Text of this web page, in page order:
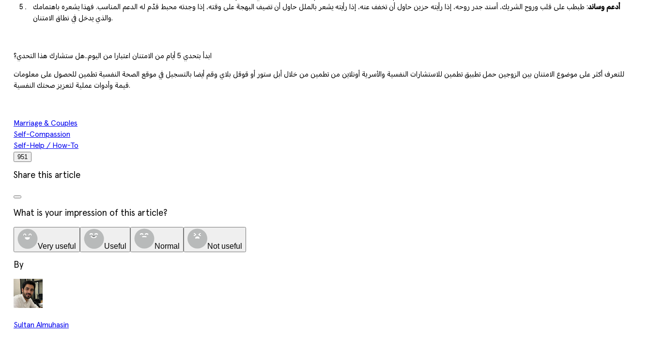
أدعم وساند: طبطب على قلب وروح الشريك، أسند جدر روحه، إذا رأيته حزين حاول أن تخفف عنه، إذا رأيته يشعر بالملل حاول أن تضيف البهجة على وقته، إذا وجدته محبط قدّم له الدعم المناسب. فهذا يشعره باهتمامك
والذي يدخل في نطاق الامتنان.
ابدأ بتحدي 5 أيام من الامتنان اعتبارا من اليوم..هل ستشارك هذا التحدي؟
للتعرف أكثر على موضوع الامتنان بين الزوجين حمل تطبيق تطمين للاستشارات النفسية والأسرية أونلاين من تطمين من خلال أبل ستور أو قوقل بلاي وقم أيضا بالتسجيل في موقع الصحة النفسية تطمين للحصول على معلومات
قيمة وأدوات عملية لتعزيز صحتك النفسية.
Marriage & Couples
Self-Compassion
Self-Help / How-To
951
Share this article
What is your impression of this article?
Very useful Useful Normal Not useful
By
Sultan Almuhasin